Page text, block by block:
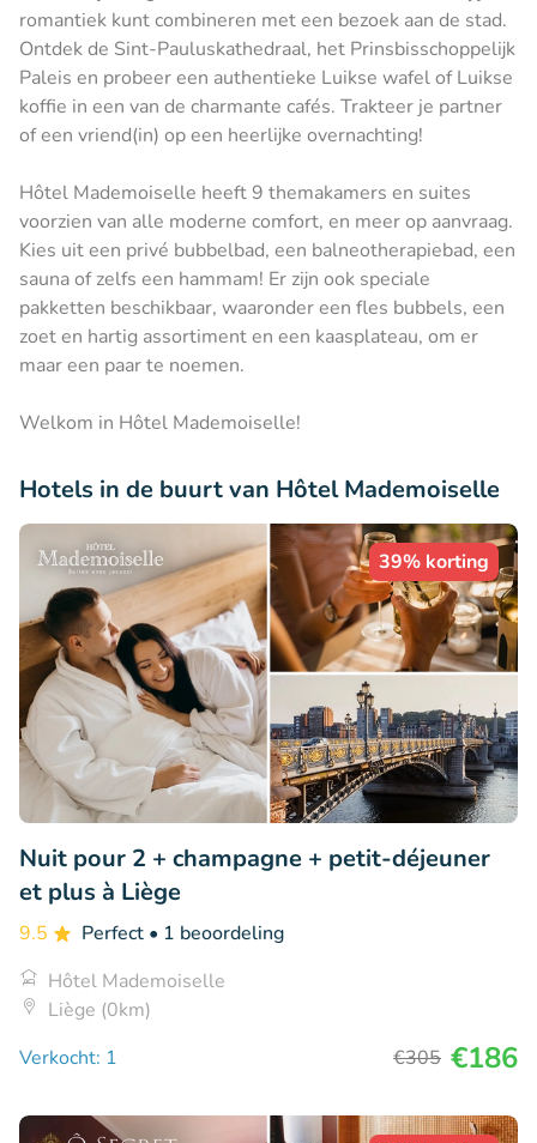
romantiek kunt combineren met een bezoek aan de stad.
Ontdek de Sint-Pauluskathedraal, het Prinsbisschoppelijk
Paleis en probeer een authentieke Luikse wafel of Luikse
koffie in een van de charmante cafés. Trakteer je partner
of een vriend(in) op een heerlijke overnachting!
Hôtel Mademoiselle heeft 9 themakamers en suites
voorzien van alle moderne comfort, en meer op aanvraag.
Kies uit een privé bubbelbad, een balneotherapiebad, een
sauna of zelfs een hammam! Er zijn ook speciale
pakketten beschikbaar, waaronder een fles bubbels, een
zoet en hartig assortiment en een kaasplateau, om er
maar een paar te noemen.
Welkom in Hôtel Mademoiselle!
Hotels in de buurt van Hôtel Mademoiselle
39% korting
Nuit pour 2 + champagne + petit-déjeuner
et plus à Liège
9.5 Perfect • 1 beoordeling
Hôtel Mademoiselle
Liège (0km)
Verkocht: 1
€305 €186